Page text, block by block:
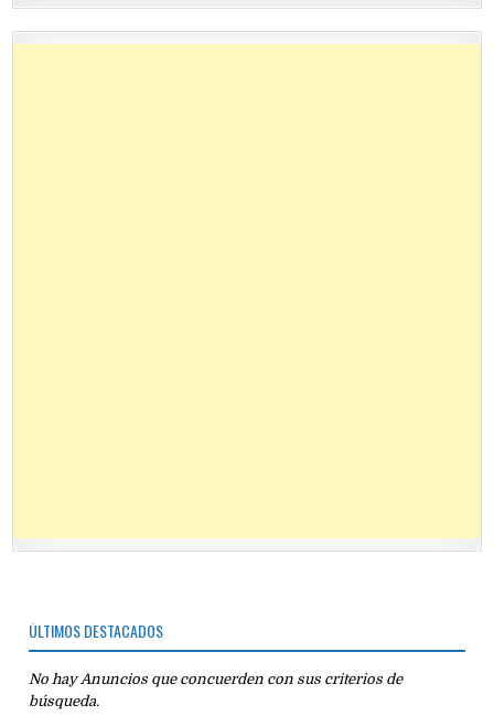
ÚLTIMOS DESTACADOS
No hay Anuncios que concuerden con sus criterios de
búsqueda.